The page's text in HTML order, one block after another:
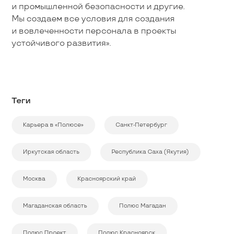
и промышленной безопасности и другие.
Мы создаем все условия для создания
и вовлеченности персонала в проекты
устойчивого развития».
Теги
Карьера в «Полюсе» Санкт-Петербург
Иркутская область Республика Саха (Якутия)
Москва Красноярский край
Магаданская область Полюс Магадан
Полюс Проект Полюс Красноярск